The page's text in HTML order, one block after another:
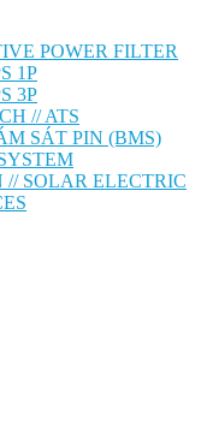
POWER FILTER
1P
3P
// ATS
SÁT PIN (BMS)
SOLAR ELECTRIC